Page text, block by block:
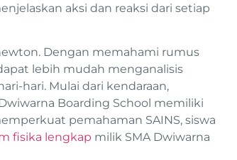
aksi dan reaksi dari setiap
Dengan memahami rumus
lebih mudah menganalisis
hari. Mulai dari kendaraan,
Boarding School memiliki
pemahaman SAINS, siswa
fisika lengkap milik SMA Dwiwarna